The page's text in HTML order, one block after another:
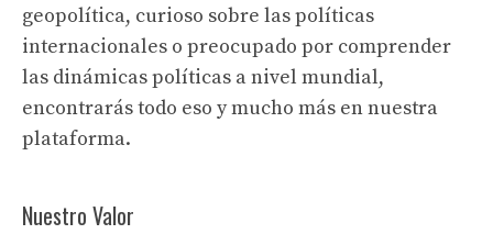
geopolítica, curioso sobre las políticas
internacionales o preocupado por comprender
las dinámicas políticas a nivel mundial,
encontrarás todo eso y mucho más en nuestra
plataforma.
Nuestro Valor